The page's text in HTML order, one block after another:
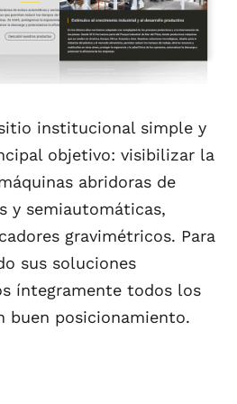
institucional simple y
objetivo: visibilizar la
abridoras de
y semiautomáticas,
gravimétricos. Para
sus soluciones
íntegramente todos los
buen posicionamiento.